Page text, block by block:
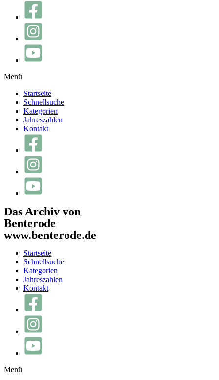
Menü
Startseite
Schnellsuche
Kategorien
Jahreszahlen
Kontakt
Das Archiv von
Benterode
www.benterode.de
Startseite
Schnellsuche
Kategorien
Jahreszahlen
Kontakt
Menü